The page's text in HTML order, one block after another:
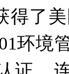
得了
环境